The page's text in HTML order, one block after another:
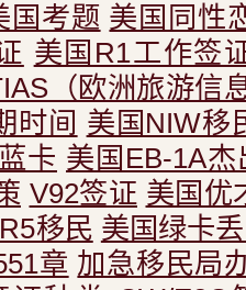
国考题 美国同性
美国R1工作签
（欧洲旅游信
时间 美国NIW移
卡 美国EB-1A
V92签证 美国优
移民 美国绿卡
章 加急移民局